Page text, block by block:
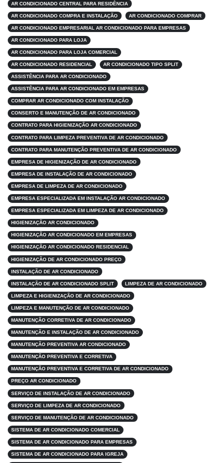
AR CONDICIONADO CENTRAL PARA RESIDÊNCIA
AR CONDICIONADO COMPRA E INSTALAÇÃO AR CONDICIONADO COMPRAR
AR CONDICIONADO EMPRESARIAL AR CONDICIONADO PARA EMPRESAS
AR CONDICIONADO PARA LOJA
AR CONDICIONADO PARA LOJA COMERCIAL
AR CONDICIONADO RESIDENCIAL AR CONDICIONADO TIPO SPLIT
ASSISTÊNCIA PARA AR CONDICIONADO
ASSISTÊNCIA PARA AR CONDICIONADO EM EMPRESAS
COMPRAR AR CONDICIONADO COM INSTALAÇÃO
CONSERTO E MANUTENÇÃO DE AR CONDICIONADO
CONTRATO PARA HIGIENIZAÇÃO AR CONDICIONADO
CONTRATO PARA LIMPEZA PREVENTIVA DE AR CONDICIONADO
CONTRATO PARA MANUTENÇÃO PREVENTIVA DE AR CONDICIONADO
EMPRESA DE HIGIENIZAÇÃO DE AR CONDICIONADO
EMPRESA DE INSTALAÇÃO DE AR CONDICIONADO
EMPRESA DE LIMPEZA DE AR CONDICIONADO
EMPRESA ESPECIALIZADA EM INSTALAÇÃO AR CONDICIONADO
EMPRESA ESPECIALIZADA EM LIMPEZA DE AR CONDICIONADO
HIGIENIZAÇÃO AR CONDICIONADO
HIGIENIZAÇÃO AR CONDICIONADO EM EMPRESAS
HIGIENIZAÇÃO AR CONDICIONADO RESIDENCIAL
HIGIENIZAÇÃO DE AR CONDICIONADO PREÇO
INSTALAÇÃO DE AR CONDICIONADO
INSTALAÇÃO DE AR CONDICIONADO SPLIT LIMPEZA DE AR CONDICIONADO
LIMPEZA E HIGIENIZAÇÃO DE AR CONDICIONADO
LIMPEZA E MANUTENÇÃO DE AR CONDICIONADO
MANUTENÇÃO CORRETIVA DE AR CONDICIONADO
MANUTENÇÃO E INSTALAÇÃO DE AR CONDICIONADO
MANUTENÇÃO PREVENTIVA AR CONDICIONADO
MANUTENÇÃO PREVENTIVA E CORRETIVA
MANUTENÇÃO PREVENTIVA E CORRETIVA DE AR CONDICIONADO
PREÇO AR CONDICIONADO
SERVIÇO DE INSTALAÇÃO DE AR CONDICIONADO
SERVIÇO DE LIMPEZA DE AR CONDICIONADO
SERVIÇO DE MANUTENÇÃO DE AR CONDICIONADO
SISTEMA DE AR CONDICIONADO COMERCIAL
SISTEMA DE AR CONDICIONADO PARA EMPRESAS
SISTEMA DE AR CONDICIONADO PARA IGREJA